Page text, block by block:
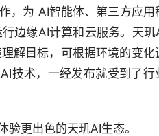
，为 AI智能体、第三方应用
边缘AI计算和云服务。天玑
解目标，可根据环境的变化
技术，一经发布就受到了行
更出色的天玑AI生态。